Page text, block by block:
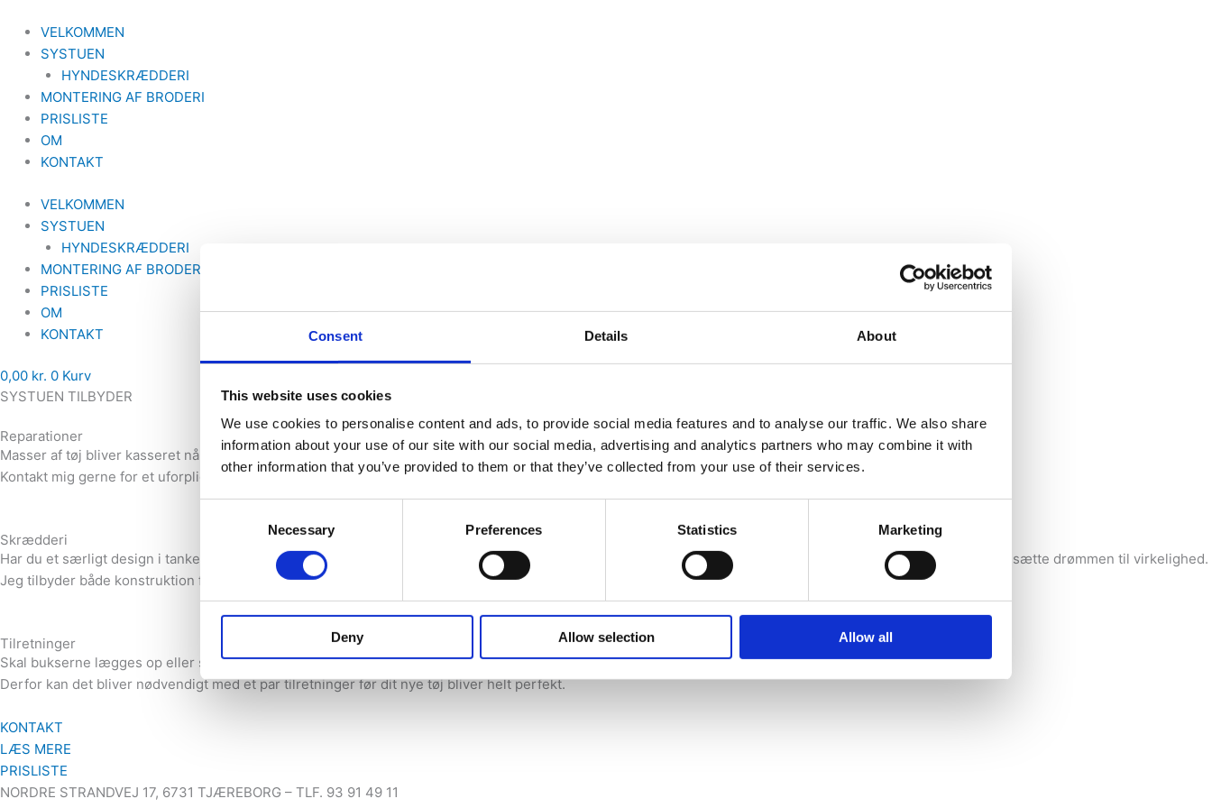
Consent Details About
This website uses cookies
We use cookies to personalise content and ads, to provide social media features and to analyse our traffic. We also share
information about your use of our site with our social media, advertising and analytics partners who may combine it with
other information that you’ve provided to them or that they’ve collected from your use of their services.
Necessary Preferences Statistics Marketing
Deny Allow selection Allow all
indholdet
VELKOMMEN
SYSTUEN
HYNDESKRÆDDERI
MONTERING AF BRODERI
PRISLISTE
OM
KONTAKT
VELKOMMEN
SYSTUEN
HYNDESKRÆDDERI
MONTERING AF BRODERI
PRISLISTE
OM
KONTAKT
0,00 kr. 0 Kurv
SYSTUEN TILBYDER
Reparationer
Masser af tøj bliver kasseret når der går en syning eller andet, men ofte kan det sagtens betale sig at få tøjet repareret i stedet for at købe nyt.
Kontakt mig gerne for et uforpligtende tilbud
Skrædderi
Har du et særligt design i tankerne eller skal konfirmationskjolen eller festtøjet være ekstra specielt og særligt tilrettet dig, så hjælper jeg dig gerne med at omsætte drømmen til virkelighed.
Jeg tilbyder både konstruktion fra bunden eller syning efter et mønster som du køber og medbringer.
Tilretninger
Skal bukserne lægges op eller skal kjolen tages ind? Tøj fra butikkerne er oftest syet til en bestemt kropstype, som ikke nødvendigvis passer alle.
Derfor kan det bliver nødvendigt med et par tilretninger før dit nye tøj bliver helt perfekt.
KONTAKT
LÆS MERE
PRISLISTE
NORDRE STRANDVEJ 17, 6731 TJÆREBORG – TLF. 93 91 49 11